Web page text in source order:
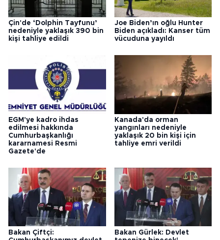
Çin'de ‘Dolphin Tayfunu’
nedeniyle yaklaşık 390 bin
kişi tahliye edildi
Joe Biden’ın oğlu Hunter
Biden açıkladı: Kanser tüm
vücuduna yayıldı
EGM'ye kadro ihdas
edilmesi hakkında
Cumhurbaşkanlığı
kararnamesi Resmi
Gazete'de
Kanada'da orman
yangınları nedeniyle
yaklaşık 20 bin kişi için
tahliye emri verildi
Bakan Çiftçi:
Bakan Gürlek: Devlet